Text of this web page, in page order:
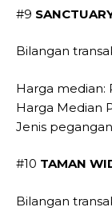
#9
Bilangan
Harga median:
Harga Median
Jenis
#10 TAMAN
Bilangan